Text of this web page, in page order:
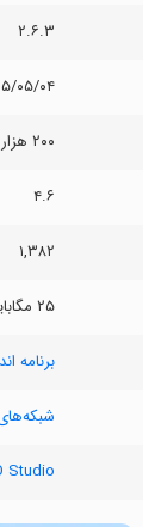
۲.۶.۳
۱۴۰۵/
۲۰۰ هزار
۴.۶
۱,۳۸۲
۲۵ مگابایت
برنامه
Studio